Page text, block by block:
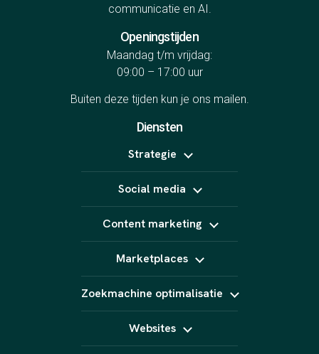
communicatie en AI.
Openingstijden
Maandag t/m vrijdag:
09:00 – 17:00 uur
Buiten deze tijden kun je ons mailen.
Diensten
Strategie
Online marketing uitbesteden
B2B marketing
Content strategie
Influencer marketing
Social media
LinkedIn Ads
TikTok Ads
Snapchat Ads
Pinterest Ads
Content marketing
Video (short form)
Fotografie
Animatie
AI content
E-Mail marketing
Marketplaces
Kaufland
Amazon
Marktplaats
Zoekmachine optimalisatie
GEO
Linkbuilding
Websites